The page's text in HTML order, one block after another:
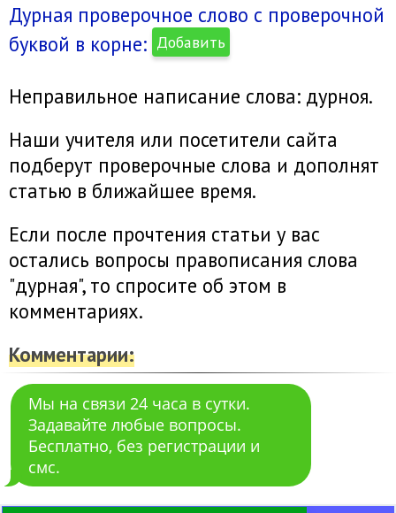
Дурная проверочное слово с проверочной
буквой в корне: Добавить
Неправильное написание слова: дурноя.
Наши учителя или посетители сайта
подберут проверочные слова и дополнят
статью в ближайшее время.
Если после прочтения статьи у вас
остались вопросы правописания слова
"дурная", то спросите об этом в
комментариях.
Комментарии:
Мы на связи 24 часа в сутки.
Задавайте любые вопросы.
Бесплатно, без регистрации и
смс.